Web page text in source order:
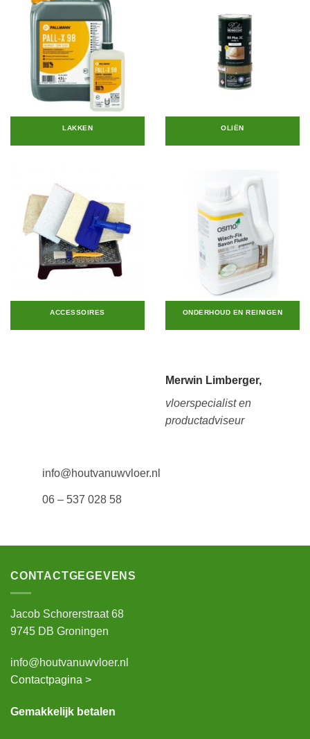
LAKKEN OLIËN
ACCESSOIRES ONDERHOUD EN REINIGEN
Merwin Limberger,
vloerspecialist en
productadviseur
info@houtvanuwvloer.nl
06 – 537 028 58
CONTACTGEGEVENS
Jacob Schorerstraat 68
9745 DB Groningen
info@houtvanuwvloer.nl
Contactpagina >
Gemakkelijk betalen